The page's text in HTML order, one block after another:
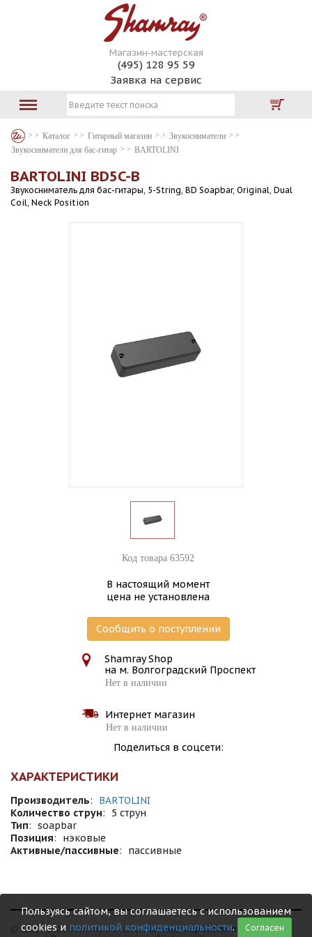
Магазин-мастерская
(495) 128 95 59
Заявка на сервис
Каталог Гитарный магазин
Звукосниматели
Звукосниматели для бас-гитар
BARTOLINI
BARTOLINI BD5C-B
Звукосниматель для бас-гитары, 5-String, BD Soapbar, Original, Dual
Coil, Neck Position
Код товара 63592
В настоящий момент
цена не установлена
Сообщить о поступлении
Shamray Shop
на м. Волгоградский Проспект
Нет в наличии
Интернет магазин
Нет в наличии
Поделиться в соцсети:
ХАРАКТЕРИСТИКИ
Производитель:
BARTOLINI
Количество струн:
5 струн
Тип: soapbar
Позиция:
нэковые
Активные/пассивные: пассивные
© 1999 - 2026 Shamray Guitars /Политика обработки персональных
Пользуясь сайтом, вы соглашаетесь с использованием
cookies и политикой конфиденциальности. Согласен